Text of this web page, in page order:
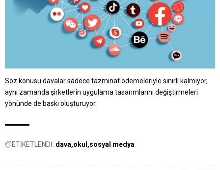
Söz konusu davalar sadece tazminat ödemeleriyle sınırlı kalmıyor,
aynı zamanda şirketlerin uygulama tasarımlarını değiştirmeleri
yönünde de baskı oluşturuyor.
ETİKETLENDİ: dava okul sosyal medya